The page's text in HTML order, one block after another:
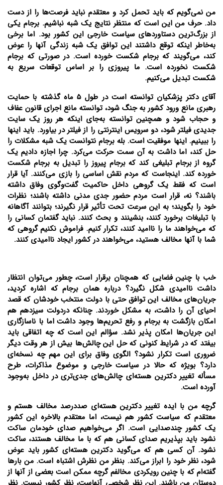
من نمی‌گویم که باید تحمل کرد و معتقدم نباید فرصت‌ها را از دست
داد. حرف من این است که منتظر نتایج یک شبه نباشیم. برجام یکی
از بزرگ‌ترین دستاوردهای سیاست خارجی این کشور بود. اما برخی
به‌خاطر اینکه توقع داشتند این توافق یک شبه زندگی آنها را عوض
کند، می‌گویند که برجام شکست خورده است. در صورتی که برجام
شکست نخورده است. ما پیروزی را بر اساس توقعات سریع به
شکست تبدیل می‌کنیم.
آقای دکتر پزشکیان توانسته است در طول 5 ماه گذشته با حمایت
رهبری مانع ورود کشور به جنگ شود، توانسته مانع اجرای قانون عفاف
و حجاب شود و همچنین توانسته به‌جای اینکه هر روز یک سایت
جدیدی فیلتر شود، دو سرویس اینترنتی را از فیلتر در بیاورد. باید اینها
را ببینیم. اینها موفقیت است. بله برجام نتوانست یک شبه مشکلات را
حل کند، اما داشت به آن سمت حرکت می‌کرد. چرا اجازه دادیم یک
گروه از برجام تبلیغی کند که برجام پیروز را تبدیل به برجام شکست
خورده کند. اینجاست که مردم نقش اساسی را بازی می‌کنند. آیا قرار
است که فقط یک گروهی داخل حاکمیت گفت‌و‌گوی وفاق داشته
باشند؟ نه، قرار است مردم حضور جدی مدنی داشته باشند؛ نظرات
خود را بگویند؛ به این سرعت تحت تأثیر قرار نگیرند؛ بتوانند آگاهانه
با تبلیغات برخورد کنند، بنشینند و بحث کنند. نباید گفتمان کسانی را
که می‌خواهند ما را ناامید کنند، تکرار کنیم. فراموش نکنیم گروهی که
شما با آنها مخالف هستید، می‌خواهند در کشور ایجاد ناامیدی کنند.
خب با چنین فضایی که همچنان برقرار است، چطور می‌توان انتظار
داشت ناامیدی شکل نگیرد؟ درباره همان برجام که اشاره کردید،
جریان‌های مخالف این توافق حتی با دولت منتخب خودشان که قصد
احیای آن را داشت، به مشکل خوردند. چنانکه دردولت سیزدهم هم
امکان بازگشت به برجام و رفع تحریم‌ها وجود داشت اما با ناسازگاری
این جریان‌ها امکان پذیر نشد. سؤالم این است که چه اتفاقی باید
بیفتد که در شرایط کنونی که حل این چالش‌ها بیش از هر وقت دیگر
ضروری است تکرار نشود؟ الگوی وفاق برای این مهم چه نسخه‌ای
دارد؟ بویژه که حالا در سیاست خارجی و موضوع مذاکرات، طرح
مسأله تغییر دکترین هسته‌ای چالش‌های جدی‌تری در داخل به‌وجود
آورده است.
گرچه من با ایده تغییر دکترین هسته‌ای صددرصد مخالف هستم و
معتقدم که سیاست کشور هم نیست، اما معتقدم بالاخره این کشور
یک کشور چندصدایی است. اگر می‌خواهیم صدای خودمان ساکت
نشود باید بپذیریم صدای کسانی هم که با ما مخالف هستند، ساکت
نشود. آن کسی هم که می‌گوید دکترین هسته‌ای کشور باید عوض
شود، نظر خود را ابراز می‌کند. بنظر من نظرش اشتباه است. من بارها
گفته‌ام که با چنین رویکردی مخالفم گرچه ممکن است بعضی از آنها از